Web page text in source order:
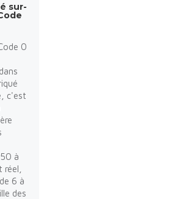
sur-
0
c'est
à
réel,
6 à
des